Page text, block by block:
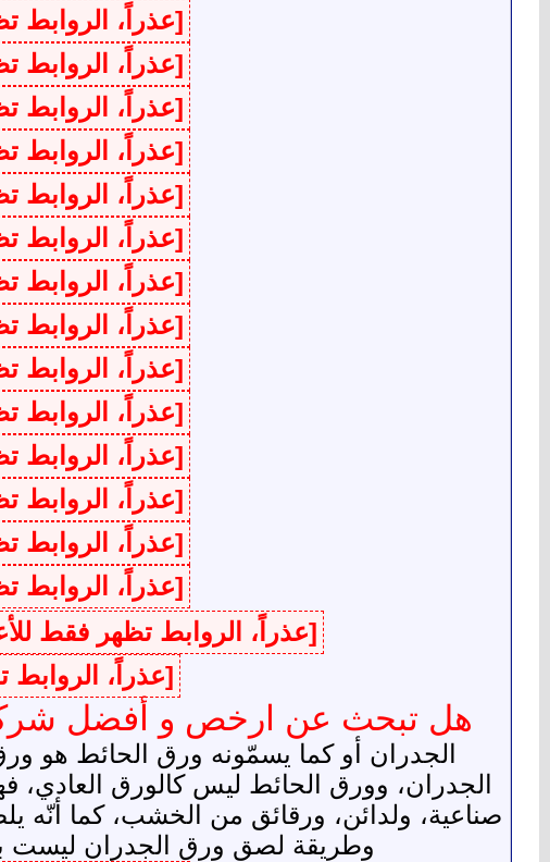
[عذراً، الروابط
[عذراً، الروابط
[عذراً، الروابط
[عذراً، الروابط
[عذراً، الروابط
[عذراً، الروابط
[عذراً، الروابط
[عذراً، الروابط
[عذراً، الروابط
[عذراً، الروابط
[عذراً، الروابط
[عذراً، الروابط
[عذراً، الروابط
[عذراً، الروابط
[عذراً، الروابط تظهر فقط
[عذراً،
هل تبحث عن ارخص و أفضل شركة لتركيب
الجدران أو كما يسمّونه ورق الحائط هو
الجدران، وورق الحائط ليس كالورق
صناعية، ولدائن، ورقائق من الخشب، كما أنّه
وطريقة لصق ورق الجدران ليست